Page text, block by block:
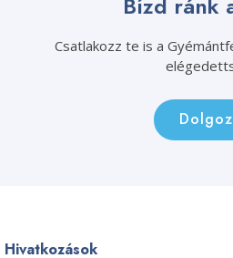
Csatlakozz te is a
Hivatkozások